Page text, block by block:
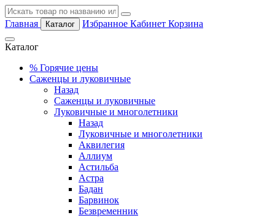
Главная Каталог Избранное Кабинет Корзина
Каталог
% Горячие цены
Саженцы и луковичные
Назад
Саженцы и луковичные
Луковичные и многолетники
Назад
Луковичные и многолетники
Аквилегия
Аллиум
Астильба
Астра
Бадан
Барвинок
Безвременник